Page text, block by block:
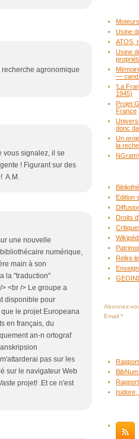
agronomique
vous signalez, il se
! Figurant sur des
A.M.
une nouvelle
numérique,
main à son
la "traduction"
<br /> Le groupe a
disponible pour
le projet Europeana
en français, du
an-n ortograf
pas sur les
sur le navigateur Web
projet! .Et ce n'est
Usine
ATOS,
Usine
—
'La
1945)
Projet
France
donc
Un
la
Edition
Droits
Relire
Abonnez-
Email